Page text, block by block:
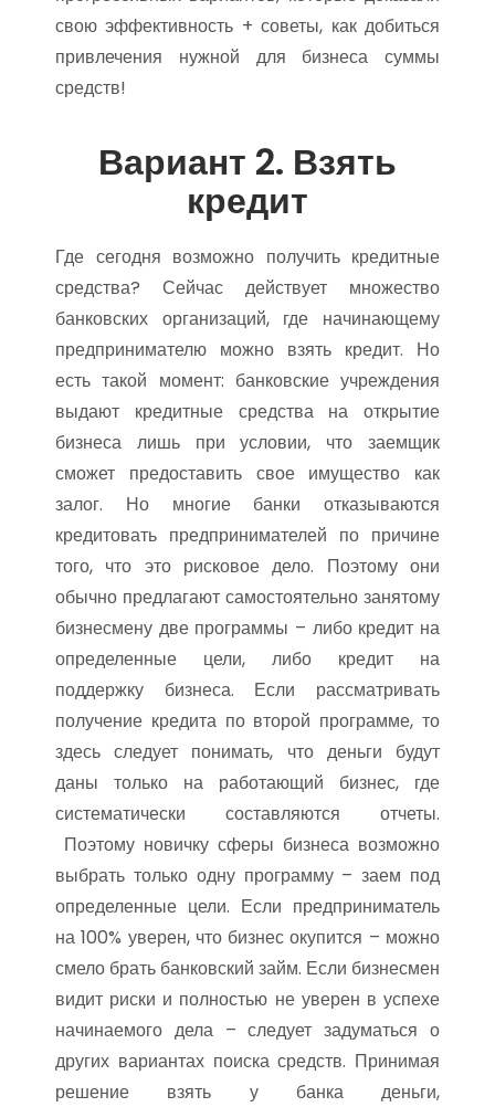
Вариант 2. Взять
кредит
Где сегодня возможно получить кредитные
средства? Сейчас действует множество
банковских организаций, где начинающему
предпринимателю можно взять кредит. Но
есть такой момент: банковские учреждения
выдают кредитные средства на открытие
бизнеса лишь при условии, что заемщик
сможет предоставить свое имущество как
залог. Но многие банки отказываются
кредитовать предпринимателей по причине
того, что это рисковое дело. Поэтому они
обычно предлагают самостоятельно занятому
бизнесмену две программы – либо кредит на
определенные цели, либо кредит на
поддержку бизнеса. Если рассматривать
получение кредита по второй программе, то
здесь следует понимать, что деньги будут
даны только на работающий бизнес, где
систематически составляются отчеты.
Поэтому новичку сферы бизнеса возможно
выбрать только одну программу – заем под
определенные цели. Если предприниматель
на 100% уверен, что бизнес окупится – можно
смело брать банковский займ. Если бизнесмен
видит риски и полностью не уверен в успехе
начинаемого дела – следует задуматься о
других вариантах поиска средств. Принимая
решение взять у банка деньги,